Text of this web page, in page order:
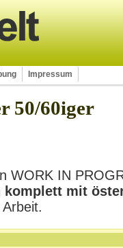
Impressum
50/60iger
WORK IN
mit